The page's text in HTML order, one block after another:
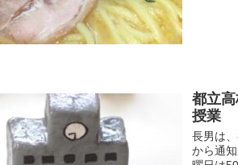
都立
授業
長男は
から通